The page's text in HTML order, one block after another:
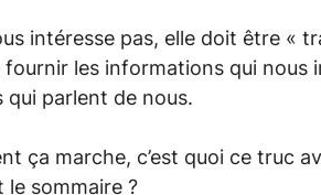
intéresse pas, elle doit être «
les informations qui nous
qui parlent de nous.
ça marche, c’est quoi ce truc
le sommaire ?